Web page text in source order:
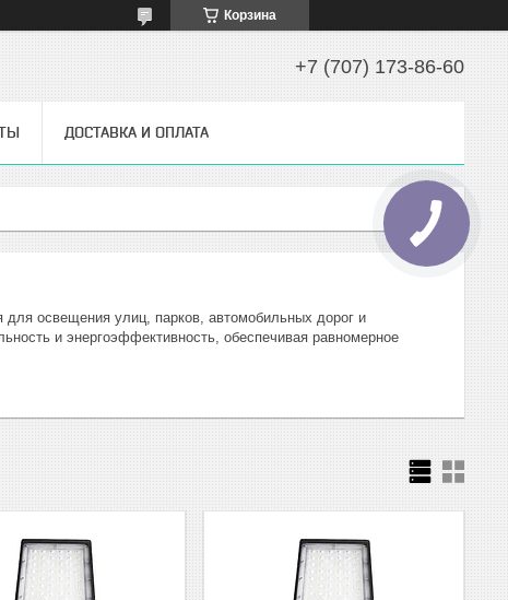
Корзина
+7 (707) 173-86-60
ДОСТАВКА И ОПЛАТА
освещения улиц, парков, автомобильных дорог и
и энергоэффективность, обеспечивая равномерное